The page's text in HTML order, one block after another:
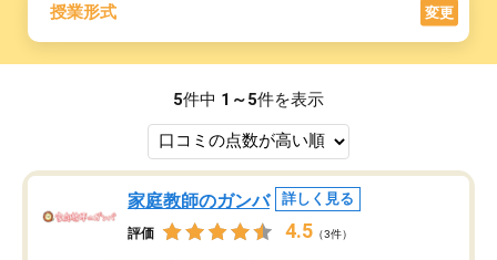
授業形式 変更
5件中 1～5件を表示
家庭教師のガンバ 詳しく見る
評価 4.5 （3件）